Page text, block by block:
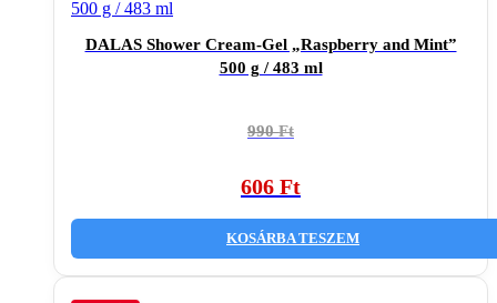
DALAS Shower Cream-Gel „Raspberry and Mint”
500 g / 483 ml
990Ft
Original
990 Ft.
606 Ft
Current
606 Ft.
KOSÁRBA TESZEM